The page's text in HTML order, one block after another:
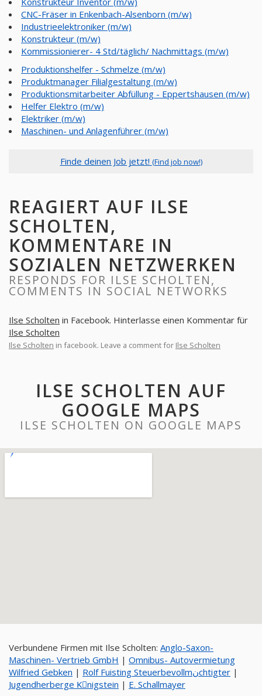
CNC-Fräser in Enkenbach-Alsenborn (m/w)
Industrieelektroniker (m/w)
Konstrukteur (m/w)
Kommissionierer- 4 Std/täglich/ Nachmittags (m/w)
Produktionshelfer - Schmelze (m/w)
Produktmanager Filialgestaltung (m/w)
Produktionsmitarbeiter Abfüllung - Eppertshausen (m/w)
Helfer Elektro (m/w)
Elektriker (m/w)
Maschinen- und Anlagenführer (m/w)
Finde deinen Job jetzt! (Find job now!)
REAGIERT AUF ILSE
SCHOLTEN,
KOMMENTARE IN
SOZIALEN NETZWERKEN
RESPONDS FOR ILSE SCHOLTEN,
COMMENTS IN SOCIAL NETWORKS
Ilse Scholten in Facebook. Hinterlasse einen Kommentar für
Ilse Scholten
Ilse Scholten in facebook. Leave a comment for Ilse Scholten
ILSE SCHOLTEN AUF
GOOGLE MAPS
ILSE SCHOLTEN ON GOOGLE MAPS
Verbundene Firmen mit Ilse Scholten: Anglo-Saxon-
Maschinen- Vertrieb GmbH | Omnibus- Autovermietung
Wilfried Gebken | Rolf Fuisting Steuerbevollmنchtigter |
Jugendherberge Kِnigstein | E. Schallmayer